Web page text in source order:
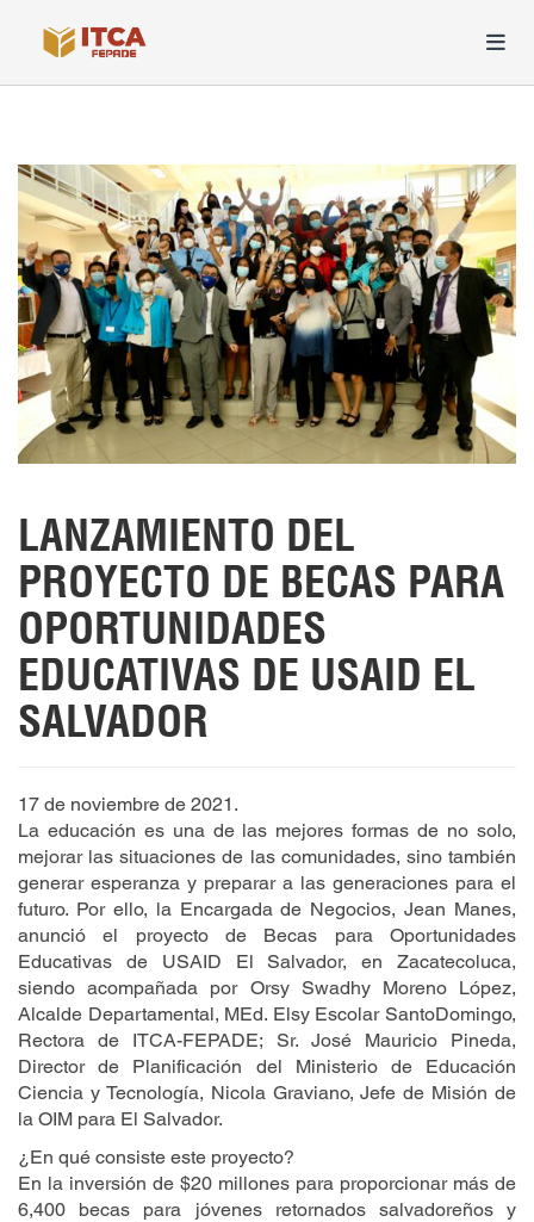
LANZAMIENTO DEL
PROYECTO DE BECAS PARA
OPORTUNIDADES
EDUCATIVAS DE USAID EL
SALVADOR
17 de noviembre de 2021.
La educación es una de las mejores formas de no solo,
mejorar las situaciones de las comunidades, sino también
generar esperanza y preparar a las generaciones para el
futuro. Por ello, la Encargada de Negocios, Jean Manes,
anunció el proyecto de Becas para Oportunidades
Educativas de USAID El Salvador, en Zacatecoluca,
siendo acompañada por Orsy Swadhy Moreno López,
Alcalde Departamental, MEd. Elsy Escolar SantoDomingo,
Rectora de ITCA-FEPADE; Sr. José Mauricio Pineda,
Director de Planificación del Ministerio de Educación
Ciencia y Tecnología, Nicola Graviano, Jefe de Misión de
la OIM para El Salvador.
¿En qué consiste este proyecto?
En la inversión de $20 millones para proporcionar más de
6,400 becas para jóvenes retornados salvadoreños y